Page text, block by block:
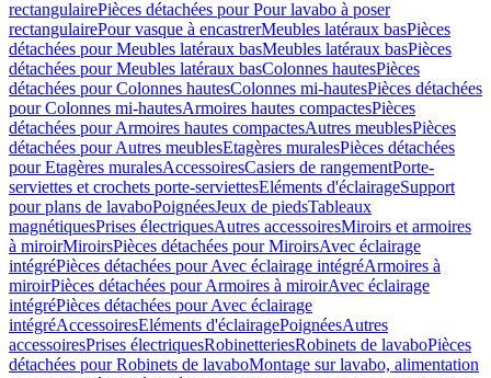
rectangulairePièces détachées pour Pour lavabo à poser
rectangulairePour vasque à encastrerMeubles latéraux basPièces
détachées pour Meubles latéraux basMeubles latéraux basPièces
détachées pour Meubles latéraux basColonnes hautesPièces
détachées pour Colonnes hautesColonnes mi-hautesPièces détachées
pour Colonnes mi-hautesArmoires hautes compactesPièces
détachées pour Armoires hautes compactesAutres meublesPièces
détachées pour Autres meublesEtagères muralesPièces détachées
pour Etagères muralesAccessoiresCasiers de rangementPorte-
serviettes et crochets porte-serviettesEléments d'éclairageSupport
pour plans de lavaboPoignéesJeux de piedsTableaux
magnétiquesPrises électriquesAutres accessoiresMiroirs et armoires
à miroirMiroirsPièces détachées pour MiroirsAvec éclairage
intégréPièces détachées pour Avec éclairage intégréArmoires à
miroirPièces détachées pour Armoires à miroirAvec éclairage
intégréPièces détachées pour Avec éclairage
intégréAccessoiresEléments d'éclairagePoignéesAutres
accessoiresPrises électriquesRobinetteriesRobinets de lavaboPièces
détachées pour Robinets de lavaboMontage sur lavabo, alimentation